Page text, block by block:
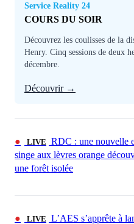
Service Reality 24
COURS DU SOIR
Découvrez les coulisses de la
Henry. Cinq sessions de deux
décembre.
Découvrir →
● LIVE
RDC : une nouvelle
singe aux lèvres orange
une forêt isolée
● LIVE
L’AES s’apprête à